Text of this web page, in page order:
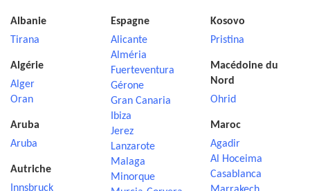
Albanie
Tirana
Algérie
Alger
Oran
Aruba
Aruba
Autriche
Innsbruck
Espagne
Alicante
Alméria
Fuerteventura
Gérone
Gran Canaria
Ibiza
Jerez
Lanzarote
Malaga
Minorque
Kosovo
Pristina
Macédoine du
Nord
Ohrid
Maroc
Agadir
Al Hoceima
Casablanca